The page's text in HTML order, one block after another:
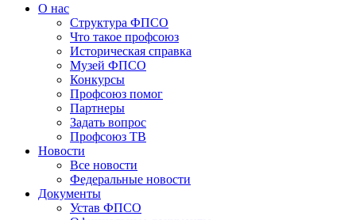
О нас
Структура ФПСО
Что такое профсоюз
Историческая справка
Музей ФПСО
Конкурсы
Профсоюз помог
Партнеры
Задать вопрос
Профсоюз ТВ
Новости
Все новости
Федеральные новости
Документы
Устав ФПСО